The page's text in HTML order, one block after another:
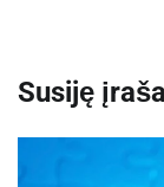
Susiję